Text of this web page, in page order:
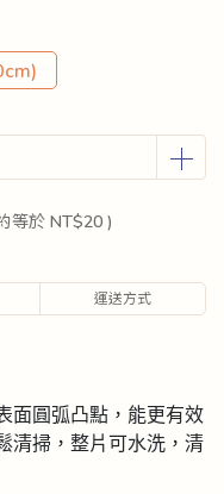
等於 NT$20 )
運送方式
面圓弧凸點，能更有效
清掃，整片可水洗，清